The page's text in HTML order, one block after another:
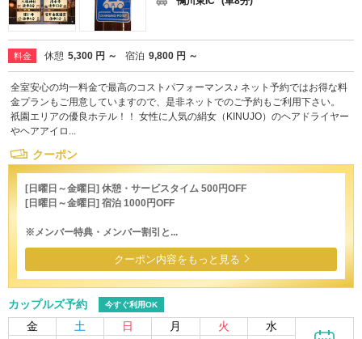
料金 休憩 5,300 円 ～ 宿泊 9,800 円 ～
全室安心の均一料金で最高のコストパフォーマンス♪ ネット予約ではお得な料
金プランもご用意していますので、是非ネットでのご予約もご利用下さい。
祇園エリアの優良ホテル！！ 女性に人気の絹女（KINUJO）のヘアドライヤー
やヘアアイロ...
クーポン
[日曜日～金曜日] 休憩・サービスタイム 500円OFF
[日曜日～金曜日] 宿泊 1000円OFF
※メンバー特典・メンバー割引と...
クーポン内容をもっと見る
カップルズ予約 今すぐ利用OK
金 土 日 月 火 水